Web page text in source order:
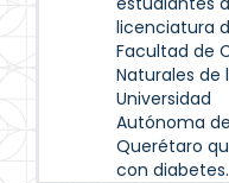
licenciatura
Facultad de
Naturales de
Universidad
Autónoma de
Querétaro
con diabetes.